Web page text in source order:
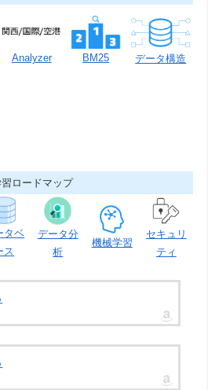
Analyzer BM25 データ構造
ロードマップ
タベ
ス
データ分
析
機械学習
セキュリ
ティ